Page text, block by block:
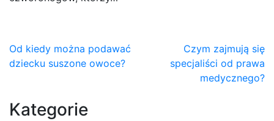
Nawigacja
wpisu
Od kiedy można podawać
dziecku suszone owoce?
Czym zajmują się
specjaliści od prawa
medycznego?
Kategorie